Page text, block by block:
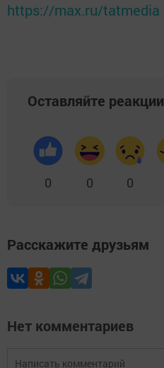
https://max.ru/tatmedia
Оставляйте реакции
0 0 0
Расскажите друзьям
Нет комментариев